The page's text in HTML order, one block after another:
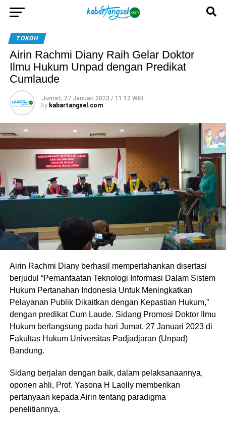
TOKOH
Airin Rachmi Diany Raih Gelar Doktor
Ilmu Hukum Unpad dengan Predikat
Cumlaude
Jumat, 27 Januari 2023 / 11:12 WIB
By kabartangsel.com
Airin Rachmi Diany berhasil mempertahankan disertasi
berjudul “Pemanfaatan Teknologi Informasi Dalam Sistem
Hukum Pertanahan Indonesia Untuk Meningkatkan
Pelayanan Publik Dikaitkan dengan Kepastian Hukum,”
dengan predikat Cum Laude. Sidang Promosi Doktor Ilmu
Hukum berlangsung pada hari Jumat, 27 Januari 2023 di
Fakultas Hukum Universitas Padjadjaran (Unpad)
Bandung.
Sidang berjalan dengan baik, dalam pelaksanaannya,
oponen ahli, Prof. Yasona H Laolly memberikan
pertanyaan kepada Airin tentang paradigma
penelitiannya.